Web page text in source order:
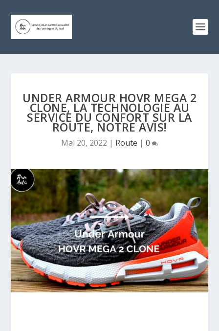
UNDER ARMOUR HOVR MEGA 2
CLONE, LA TECHNOLOGIE AU
SERVICE DU CONFORT SUR LA
ROUTE, NOTRE AVIS!
Mai 20, 2022 | Route | 0